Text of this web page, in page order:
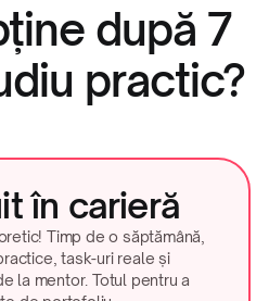
după 7
practic?
în carieră
Timp de o săptămână,
task-uri reale și
la mentor. Totul pentru a